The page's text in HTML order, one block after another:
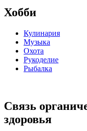
Хобби
Кулинария
Музыка
Охота
Рукоделие
Рыбалка
Связь
здоровья